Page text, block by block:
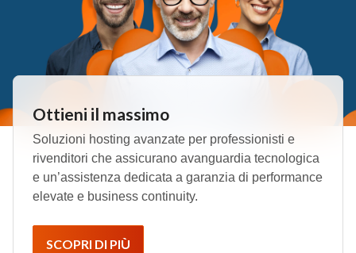
Ottieni il massimo
Soluzioni hosting avanzate per professionisti e
rivenditori che assicurano avanguardia tecnologica
e un’assistenza dedicata a garanzia di performance
elevate e business continuity.
SCOPRI DI PIÙ